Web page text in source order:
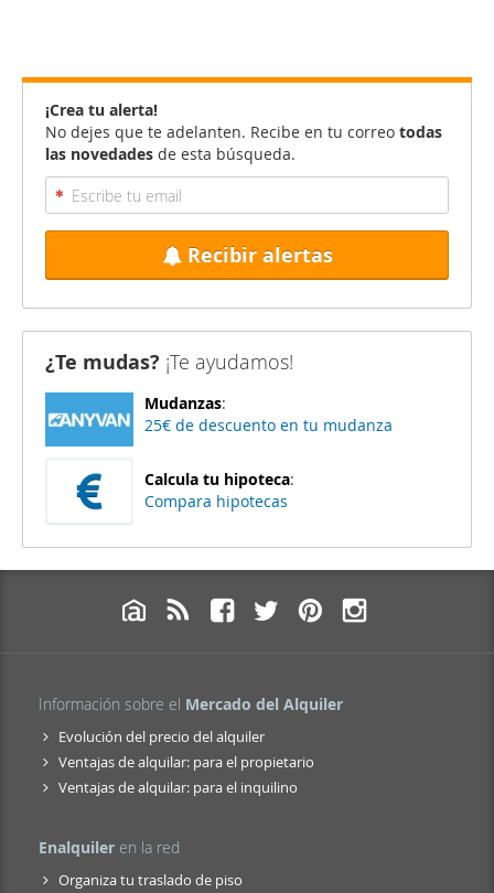
¡Crea tu alerta!
No dejes que te adelanten. Recibe en tu correo todas
las novedades de esta búsqueda.
Recibir alertas
¿Te mudas? ¡Te ayudamos!
Mudanzas:
25€ de descuento en tu mudanza
Calcula tu hipoteca:
Compara hipotecas
Información sobre el Mercado del Alquiler
Evolución del precio del alquiler
Ventajas de alquilar: para el propietario
Ventajas de alquilar: para el inquilino
Enalquiler en la red
Organiza tu traslado de piso